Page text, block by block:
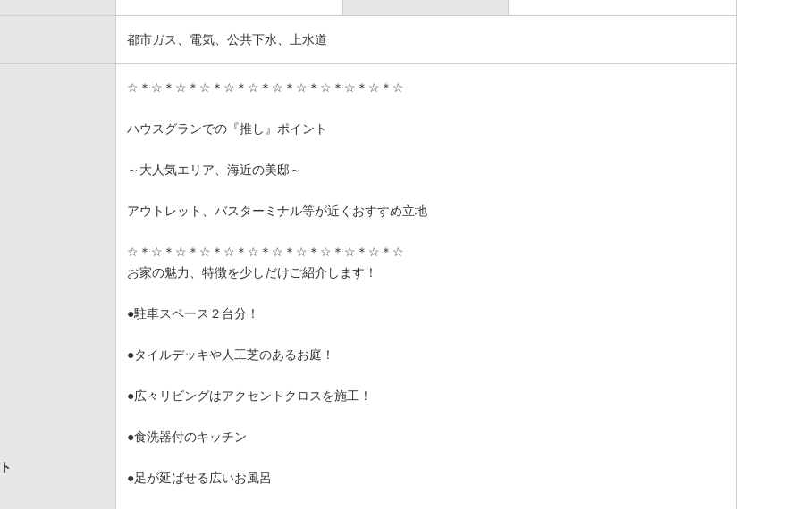
都市ガス、電気、公共下水、上水道
☆＊☆＊☆＊☆＊☆＊☆＊☆＊☆＊☆＊☆＊☆＊☆
ハウスグランでの『推し』ポイント
～大人気エリア、海近の美邸～
アウトレット、バスターミナル等が近くおすすめ立地
☆＊☆＊☆＊☆＊☆＊☆＊☆＊☆＊☆＊☆＊☆＊☆
お家の魅力、特徴を少しだけご紹介します！
●駐車スペース２台分！
●タイルデッキや人工芝のあるお庭！
●広々リビングはアクセントクロスを施工！
●食洗器付のキッチン
●足が延ばせる広いお風呂